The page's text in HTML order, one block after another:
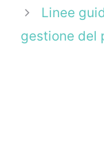
Linee
gestione del